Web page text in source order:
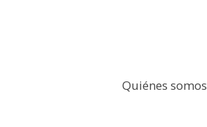
Quiénes somos